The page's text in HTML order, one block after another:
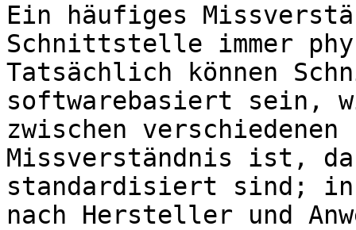
Ein häufiges
Schnittstelle immer
Tatsächlich können
softwarebasiert sein,
zwischen
Missverständnis ist,
standardisiert sind;
nach Hersteller und